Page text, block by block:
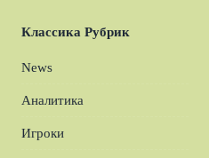
Классика Рубрик
News
Аналитика
Игроки